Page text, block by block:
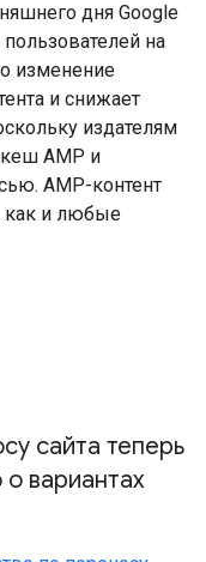
дня Google
на
изменение
и снижает
издателям
AMP и
AMP-контент
как и любые
сайта теперь
вариантах